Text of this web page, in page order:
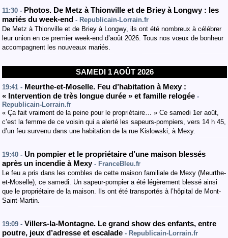
11:30 - Photos. De Metz à Thionville et de Briey à Longwy : les
mariés du week-end - Republicain-Lorrain.fr
De Metz à Thionville et de Briey à Longwy, ils ont été nombreux à célébrer
leur union en ce premier week-end d’août 2026. Tous nos vœux de bonheur
accompagnent les nouveaux mariés.
SAMEDI 1 AOÛT 2026
19:41 - Meurthe-et-Moselle. Feu d’habitation à Mexy :
« Intervention de très longue durée » et famille relogée -
Republicain-Lorrain.fr
« Ça fait vraiment de la peine pour le propriétaire… » Ce samedi 1er août,
c’est la femme de ce voisin qui a alerté les sapeurs-pompiers, vers 14 h 45,
d’un feu survenu dans une habitation de la rue Kislowski, à Mexy.
19:40 - Un pompier et le propriétaire d’une maison blessés
après un incendie à Mexy - FranceBleu.fr
Le feu a pris dans les combles de cette maison familiale de Mexy (Meurthe-
et-Moselle), ce samedi. Un sapeur-pompier a été légèrement blessé ainsi
que le propriétaire de la maison. Ils ont été transportés à l’hôpital de Mont-
Saint-Martin.
19:09 - Villers-la-Montagne. Le grand show des enfants, entre
poutre, jeux d’adresse et escalade - Republicain-Lorrain.fr